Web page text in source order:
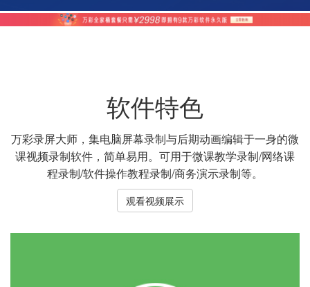
软件特色
万彩录屏大师，集电脑屏幕录制与后期动画编辑于一身的微
课视频录制软件，简单易用。可用于微课教学录制/网络课
程录制/软件操作教程录制/商务演示录制等。
观看视频展示